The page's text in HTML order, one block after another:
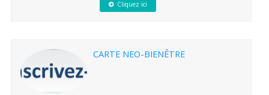
Cliquez ici
CARTE NEO-BIENÊTRE